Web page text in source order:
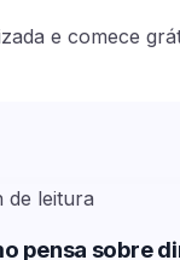
e comece
de leitura
pensa sobre